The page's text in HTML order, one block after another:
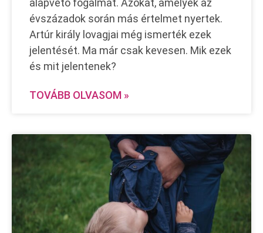
alapvető fogalmat. Azokat, amelyek az
évszázadok során más értelmet nyertek.
Artúr király lovagjai még ismerték ezek
jelentését. Ma már csak kevesen. Mik ezek
és mit jelentenek?
TOVÁBB OLVASOM »